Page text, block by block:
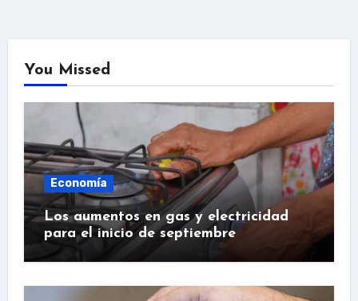
You Missed
Economía
Los aumentos en gas y electricidad
para el inicio de septiembre